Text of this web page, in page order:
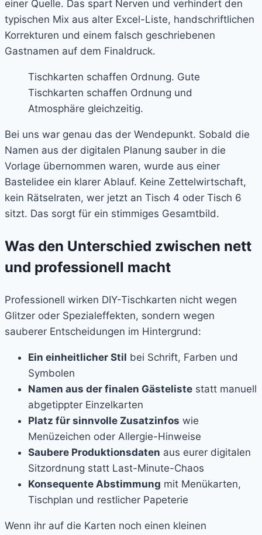
einer Quelle. Das spart Nerven und verhindert den
typischen Mix aus alter Excel-Liste, handschriftlichen
Korrekturen und einem falsch geschriebenen
Gastnamen auf dem Finaldruck.
Tischkarten schaffen Ordnung. Gute
Tischkarten schaffen Ordnung und
Atmosphäre gleichzeitig.
Bei uns war genau das der Wendepunkt. Sobald die
Namen aus der digitalen Planung sauber in die
Vorlage übernommen waren, wurde aus einer
Bastelidee ein klarer Ablauf. Keine Zettelwirtschaft,
kein Rätselraten, wer jetzt an Tisch 4 oder Tisch 6
sitzt. Das sorgt für ein stimmiges Gesamtbild.
Was den Unterschied zwischen nett
und professionell macht
Professionell wirken DIY-Tischkarten nicht wegen
Glitzer oder Spezialeffekten, sondern wegen
sauberer Entscheidungen im Hintergrund:
Ein einheitlicher Stil bei Schrift, Farben und
Symbolen
Namen aus der finalen Gästeliste statt manuell
abgetippter Einzelkarten
Platz für sinnvolle Zusatzinfos wie
Menüzeichen oder Allergie-Hinweise
Saubere Produktionsdaten aus eurer digitalen
Sitzordnung statt Last-Minute-Chaos
Konsequente Abstimmung mit Menükarten,
Tischplan und restlicher Papeterie
Wenn ihr auf die Karten noch einen kleinen